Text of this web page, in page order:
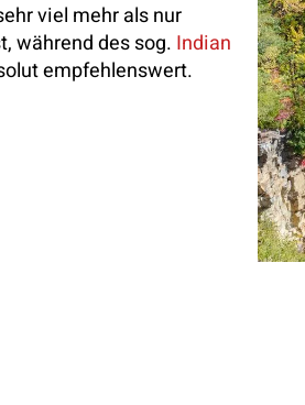
viel mehr als nur
während des sog. Indian
empfehlenswert.